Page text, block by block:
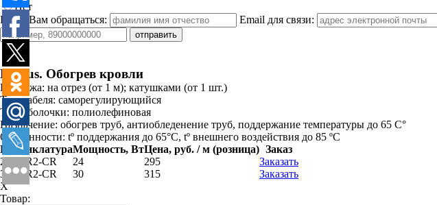
Нет
Как к Вам обращаться:
Email для связи:
Heatus. Обогрев кровли
Продажа: на отрез (от 1 м); катушками (от 1 шт.)
Тип кабеля: саморегулирующийся
Тип оболочки: полиолефиновая
Назначение: обогрев труб, антиобледенение труб, поддержание температуры до 65 С°
Особенности: tº поддержания до 65°C, tº внешнего воздействия до 85 ºС
НоменклатураМощность, ВтЦена, руб. / м (розница) Заказ
24GSR2-CR
24 295
Заказать
30GSR2-CR
30 315
Заказать
X
Товар: